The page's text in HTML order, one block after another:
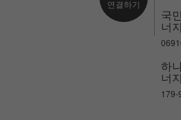
연결하기
국
너
하
너
179-